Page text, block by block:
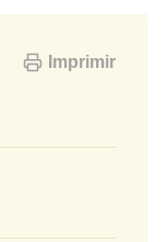
Imprimir